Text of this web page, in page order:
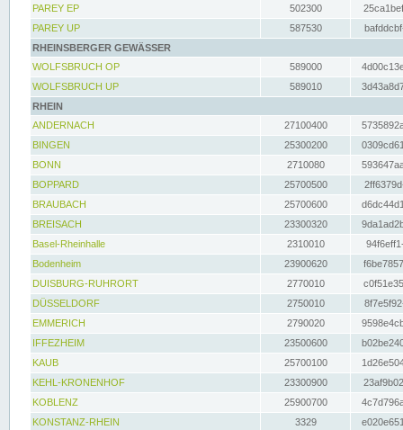
PAREY EP
502300
PAREY UP
587530
RHEINSBERGER GEWÄSSER
WOLFSBRUCH OP
589000
WOLFSBRUCH UP
589010
RHEIN
ANDERNACH
27100400
BINGEN
25300200
BONN
2710080
BOPPARD
25700500
BRAUBACH
25700600
BREISACH
23300320
Basel-Rheinhalle
2310010
Bodenheim
23900620
DUISBURG-RUHRORT
2770010
DÜSSELDORF
2750010
EMMERICH
2790020
IFFEZHEIM
23500600
KAUB
25700100
KEHL-KRONENHOF
23300900
KOBLENZ
25900700
KONSTANZ-RHEIN
3329